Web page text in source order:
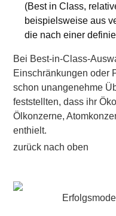
(Best in Class,
beispielsweise aus
die nach einer
Bei Best-in-Class-
Einschränkungen oder
schon unangenehme
feststellten, dass ihr
Ölkonzerne,
enthielt.
zurück nach oben